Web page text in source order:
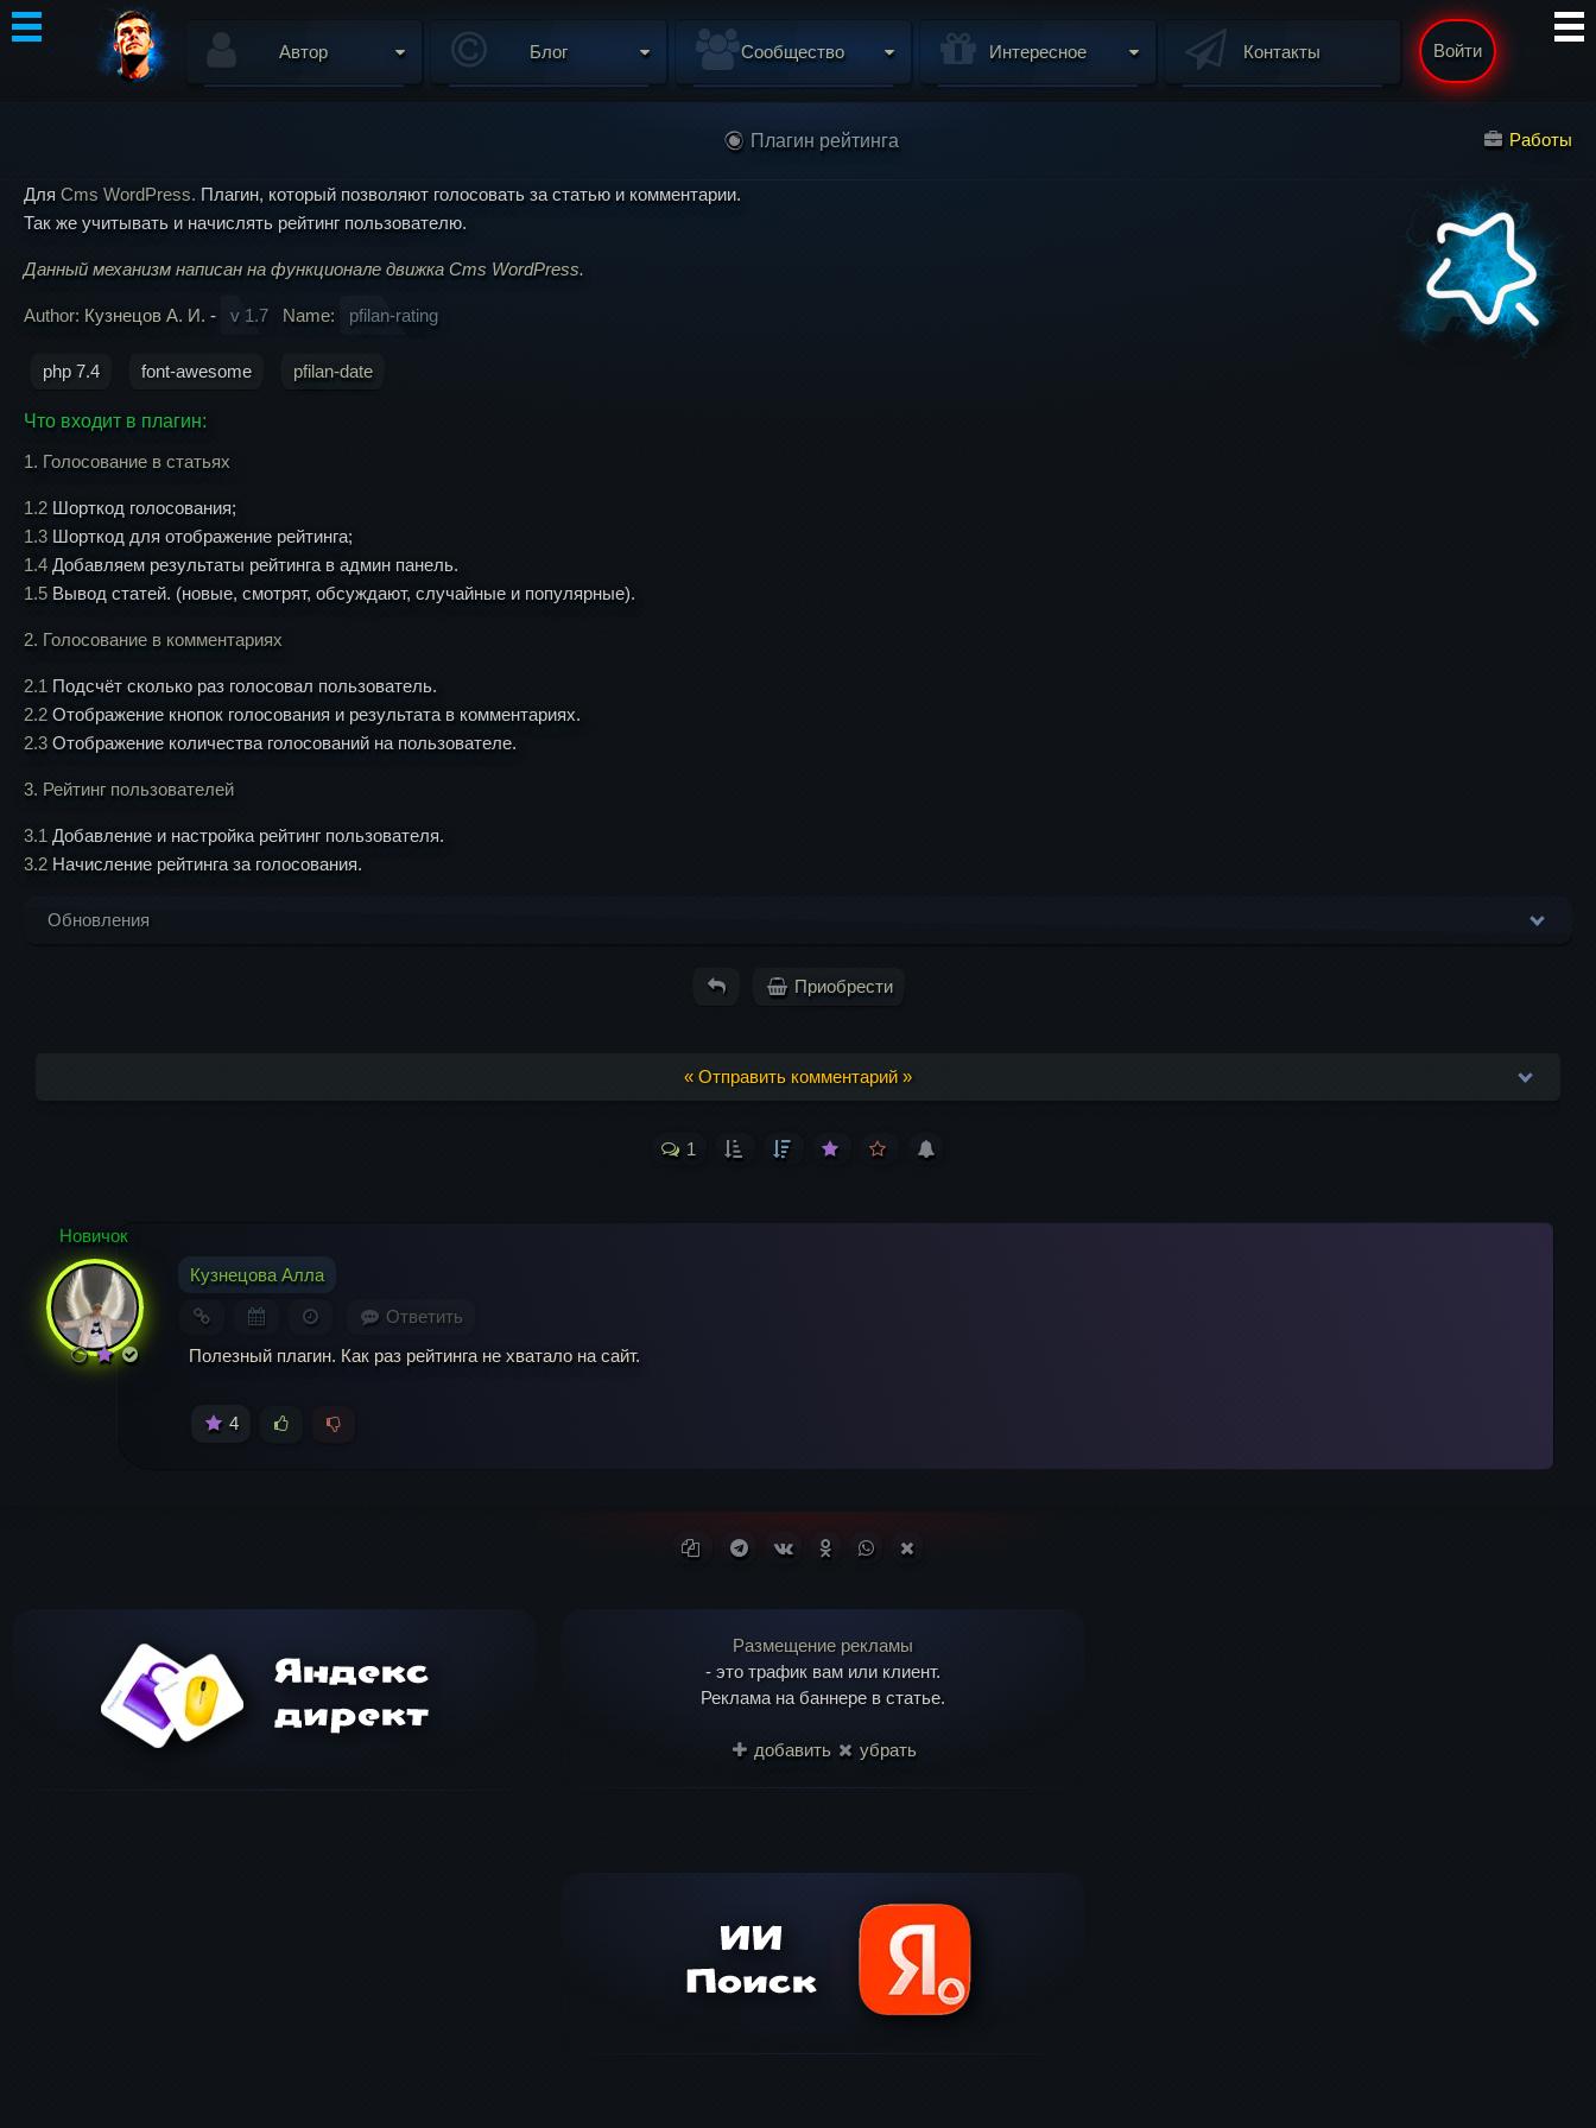
Автор Блог Сообщество Интересное Контакты Войти
Плагин рейтинга Работы
Для Cms WordPress. Плагин, который позволяют голосовать за статью и комментарии.
Так же учитывать и начислять рейтинг пользователю.
Данный механизм написан на функционале движка Cms WordPress.
Author: Кузнецов А. И. - v 1.7 Name: pfilan-rating
php 7.4 font-awesome pfilan-date
Что входит в плагин:
1. Голосование в статьях
1.2 Шорткод голосования;
1.3 Шорткод для отображение рейтинга;
1.4 Добавляем результаты рейтинга в админ панель.
1.5 Вывод статей. (новые, смотрят, обсуждают, случайные и популярные).
2. Голосование в комментариях
2.1 Подсчёт сколько раз голосовал пользователь.
2.2 Отображение кнопок голосования и результата в комментариях.
2.3 Отображение количества голосований на пользователе.
3. Рейтинг пользователей
3.1 Добавление и настройка рейтинг пользователя.
3.2 Начисление рейтинга за голосования.
Обновления
Приобрести
« Отправить комментарий »
1
Новичок
Кузнецова Алла
Ответить
Полезный плагин. Как раз рейтинга не хватало на сайт.
4
Копировать ссылку
Поделиться в Telegram
Поделиться ВКонтакте
Поделиться в Одноклассниках
Поделиться в WhatsApp
Размещение рекламы
- это трафик вам или клиент.
Реклама на баннере в статье.
добавить убрать